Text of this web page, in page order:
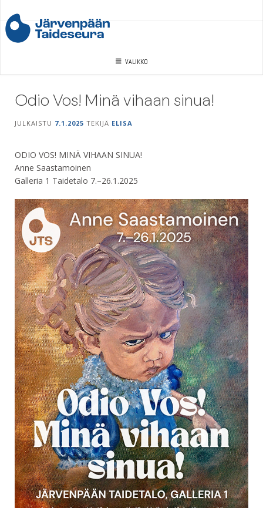
to
content
VALIKKO
Odio Vos! Minä vihaan sinua!
JULKAISTU 7.1.2025 TEKIJÄ ELISA
ODIO VOS! MINÄ VIHAAN SINUA!
Anne Saastamoinen
Galleria 1 Taidetalo 7.–26.1.2025